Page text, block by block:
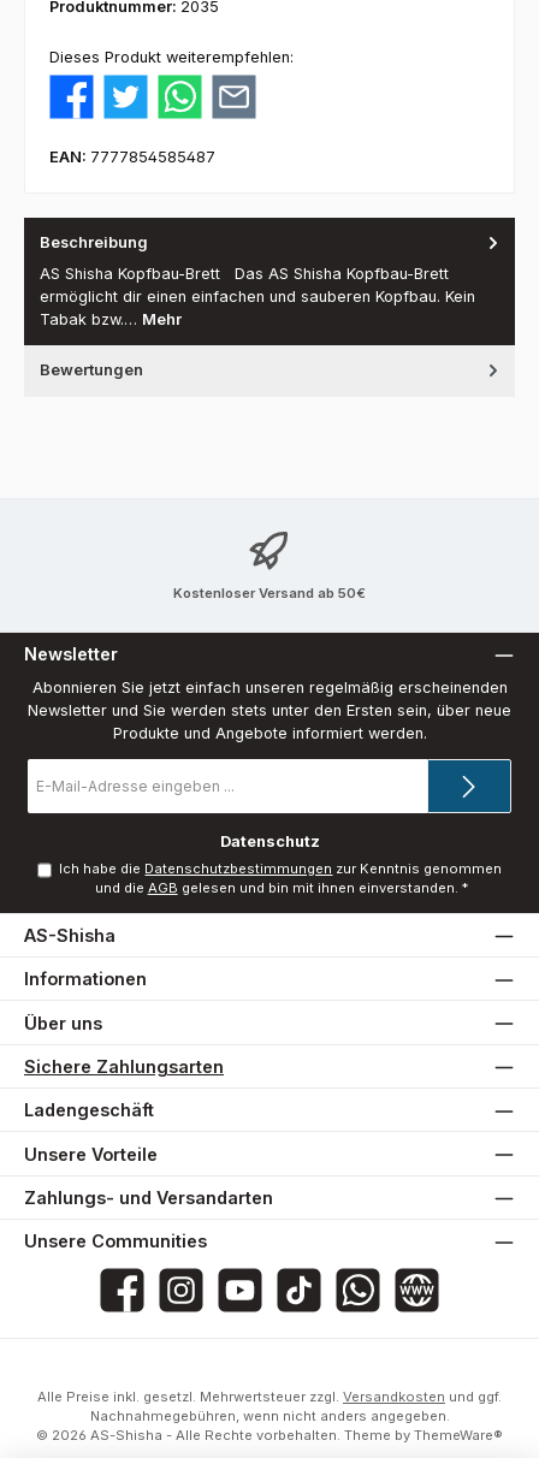
Produktnummer: 2035
Dieses Produkt weiterempfehlen:
EAN: 7777854585487
Beschreibung
AS Shisha Kopfbau-Brett Das AS Shisha Kopfbau-Brett
ermöglicht dir einen einfachen und sauberen Kopfbau. Kein
Tabak bzw.… Mehr
Bewertungen
Kostenloser Versand ab 50€
Newsletter
Abonnieren Sie jetzt einfach unseren regelmäßig erscheinenden
Newsletter und Sie werden stets unter den Ersten sein, über neue
Produkte und Angebote informiert werden.
Mail-
Datenschutz
Ich habe die Datenschutzbestimmungen zur Kenntnis genommen
und die AGB gelesen und bin mit ihnen einverstanden. *
AS-Shisha
Informationen
Über uns
Sichere Zahlungsarten
Ladengeschäft
Unsere Vorteile
Zahlungs- und Versandarten
Unsere Communities
AS-Shishaas_shisha_2020@asshisha7765as_shisha_2020
AS ShishaWebsite
Alle Preise inkl. gesetzl. Mehrwertsteuer zzgl. Versandkosten und ggf.
Nachnahmegebühren, wenn nicht anders angegeben.
© 2026 AS-Shisha - Alle Rechte vorbehalten. Theme by ThemeWare®